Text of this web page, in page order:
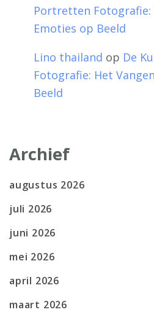
Portretten Fotografie:
Emoties op Beeld
Lino thailand op De
Fotografie: Het
Beeld
Archief
augustus 2026
juli 2026
juni 2026
mei 2026
april 2026
maart 2026